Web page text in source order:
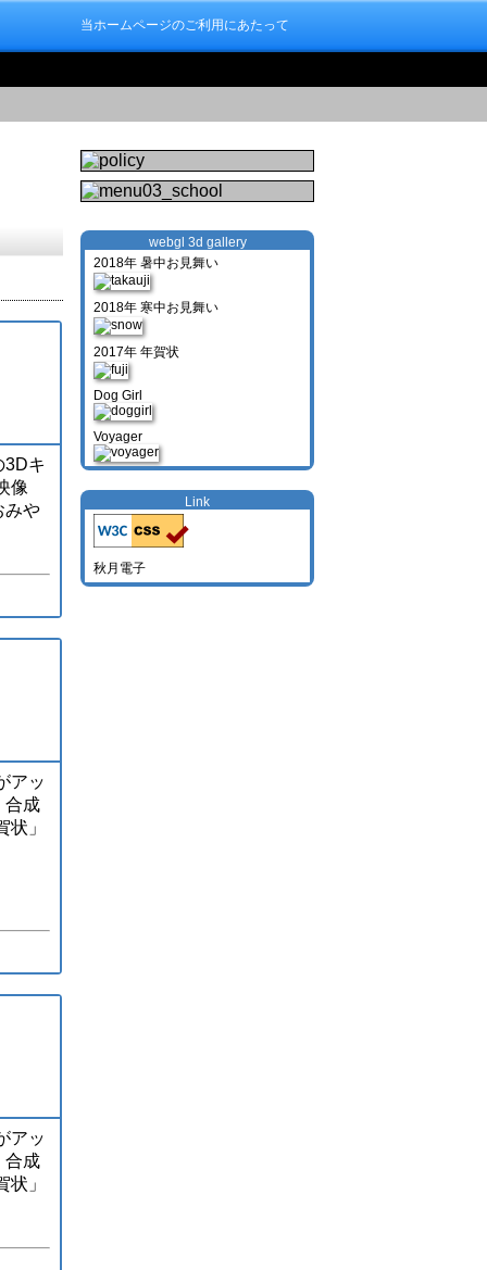
当ホームページのご利用にあたって
3Dキ
像
みや
アッ
合成
」
アッ
合成
」
webgl 3d gallery
2018年 暑中お見舞い
2018年 寒中お見舞い
2017年 年賀状
Dog Girl
Voyager
Link
秋月電子